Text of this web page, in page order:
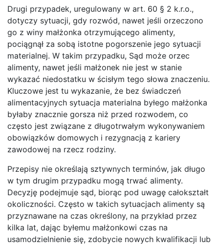
Drugi przypadek, uregulowany w art. 60 § 2 k.r.o.,
dotyczy sytuacji, gdy rozwód, nawet jeśli orzeczono
go z winy małżonka otrzymującego alimenty,
pociągnął za sobą istotne pogorszenie jego sytuacji
materialnej. W takim przypadku, Sąd może orzec
alimenty, nawet jeśli małżonek nie jest w stanie
wykazać niedostatku w ścisłym tego słowa znaczeniu.
Kluczowe jest tu wykazanie, że bez świadczeń
alimentacyjnych sytuacja materialna byłego małżonka
byłaby znacznie gorsza niż przed rozwodem, co
często jest związane z długotrwałym wykonywaniem
obowiązków domowych i rezygnacją z kariery
zawodowej na rzecz rodziny.
Przepisy nie określają sztywnych terminów, jak długo
w tym drugim przypadku mogą trwać alimenty.
Decyzję podejmuje sąd, biorąc pod uwagę całokształt
okoliczności. Często w takich sytuacjach alimenty są
przyznawane na czas określony, na przykład przez
kilka lat, dając byłemu małżonkowi czas na
usamodzielnienie się, zdobycie nowych kwalifikacji lub